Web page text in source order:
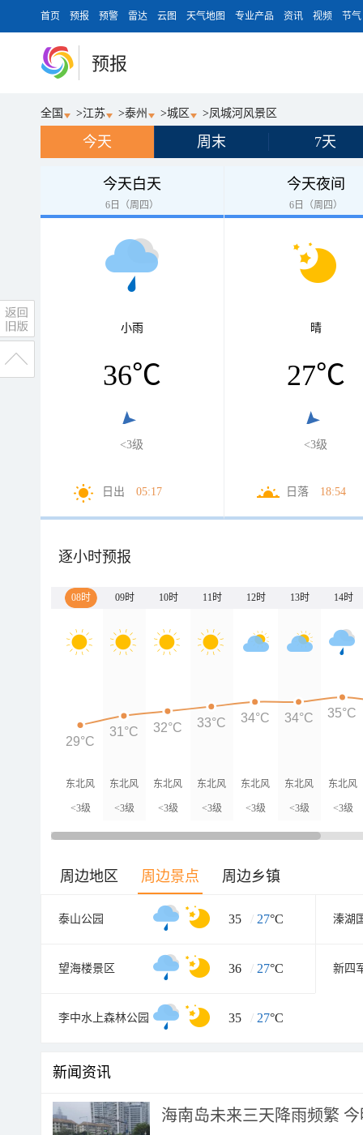
首页 预报 预警 雷达 云图 天气地图 专业产品 资讯 视频 节气
预报
全国 >江苏 >泰州 >城区 >凤城河风景区
今天 周末 7天
今天白天
6日（周四）
小雨
36℃
<3级
日出 05:17
今天夜间
6日（周四）
晴
27℃
<3级
日落 18:54
逐小时预报
08时 09时 10时 11时 12时 13时 14时
东北风
<3级
东北风
<3级
东北风
<3级
东北风
<3级
东北风
<3级
东北风
<3级
东北风
<3级
29°C
31°C 32°C 33°C 34°C 34°C 35°C
周边地区 周边景点 周边乡镇
泰山公园 35 / 27°C 溱湖
望海楼景区 36 / 27°C
李中水上森林公园 35 / 27°C
新闻资讯
海南岛未来三天降雨频繁